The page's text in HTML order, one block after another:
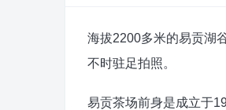
海拔2200多米的易贡湖
不时驻足拍照。
易贡茶场前身是成立于